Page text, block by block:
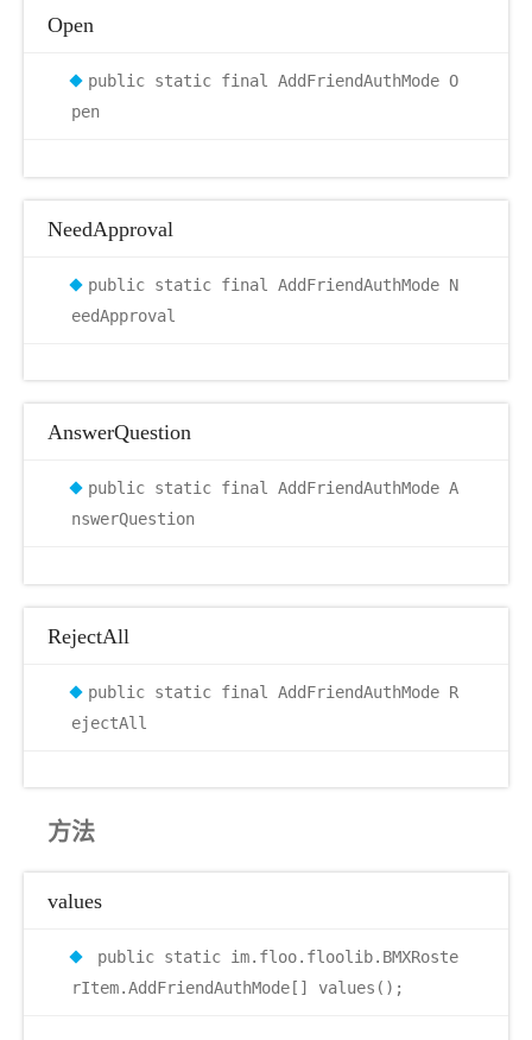
Open
public static final AddFriendAuthMode O
pen
NeedApproval
public static final AddFriendAuthMode N
eedApproval
AnswerQuestion
public static final AddFriendAuthMode A
nswerQuestion
RejectAll
public static final AddFriendAuthMode R
ejectAll
方法
values
public static im.floo.floolib.BMXRoste
rItem.AddFriendAuthMode[] values();